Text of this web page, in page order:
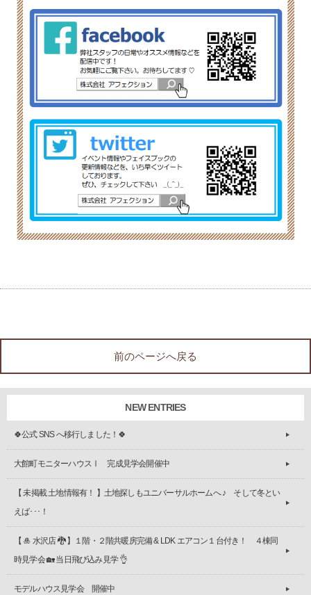
前のページへ戻る
NEW ENTRIES
🍀公式 SNS へ移行しました！🍀
大館町モニターハウスⅠ 完成見学会開催中
【 未掲載 土地情報有！ 】土地探しもユニバーサルホームへ ♪ そして冬とい
えば･･･！
【 🎍 水沢店 🐉 】１階・２階共暖房完備 & LDK エアコン１台付き！ ４棟同
時見学会 🏡 当日飛び込み見学 👌
モデルハウス見学会 開催中